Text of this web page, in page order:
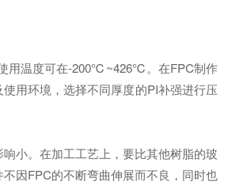
用温度可在-200℃~426℃。在FPC制作
用环境，选择不同厚度的PI补强进行压
小。在加工工艺上，要比其他树脂的玻
因FPC的不断弯曲伸展而不良，同时也